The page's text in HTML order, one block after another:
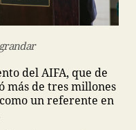
del AIFA, que de
más de tres millones
un referente en